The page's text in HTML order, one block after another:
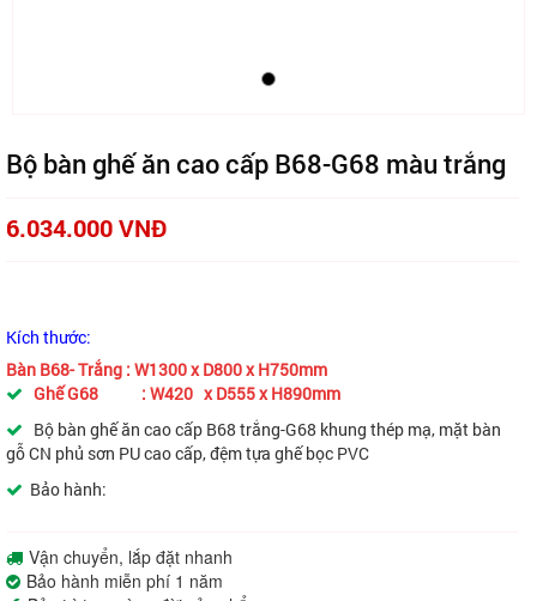
Bộ bàn ghế ăn cao cấp B68-G68 màu trắng
6.034.000 VNĐ
Kích thước:
Bàn B68- Trắng : W1300 x D800 x H750mm
Ghế G68 : W420 x D555 x H890mm
Bộ bàn ghế ăn cao cấp B68 trắng-G68 khung thép mạ, mặt bàn
gỗ CN phủ sơn PU cao cấp, đệm tựa ghế bọc PVC
Bảo hành:
Vận chuyển, lắp đặt nhanh
Bảo hành miễn phí 1 năm